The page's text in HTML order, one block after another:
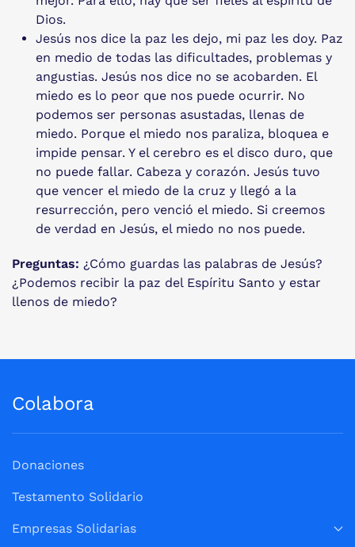
Dios.
Jesús nos dice la paz les dejo, mi paz les doy. Paz
en medio de todas las dificultades, problemas y
angustias. Jesús nos dice no se acobarden. El
miedo es lo peor que nos puede ocurrir. No
podemos ser personas asustadas, llenas de
miedo. Porque el miedo nos paraliza, bloquea e
impide pensar. Y el cerebro es el disco duro, que
no puede fallar. Cabeza y corazón. Jesús tuvo
que vencer el miedo de la cruz y llegó a la
resurrección, pero venció el miedo. Si creemos
de verdad en Jesús, el miedo no nos puede.
Preguntas: ¿Cómo guardas las palabras de Jesús?
¿Podemos recibir la paz del Espíritu Santo y estar
llenos de miedo?
Colabora
Donaciones
Testamento Solidario
Empresas Solidarias